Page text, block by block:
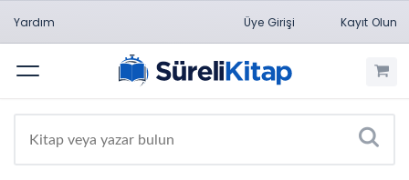
Yardım Üye Girişi Kayıt Olun
Menü